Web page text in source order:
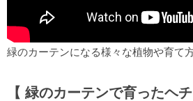
緑のカーテンになる様々な植物や育て
【 緑のカーテンで育ったヘ